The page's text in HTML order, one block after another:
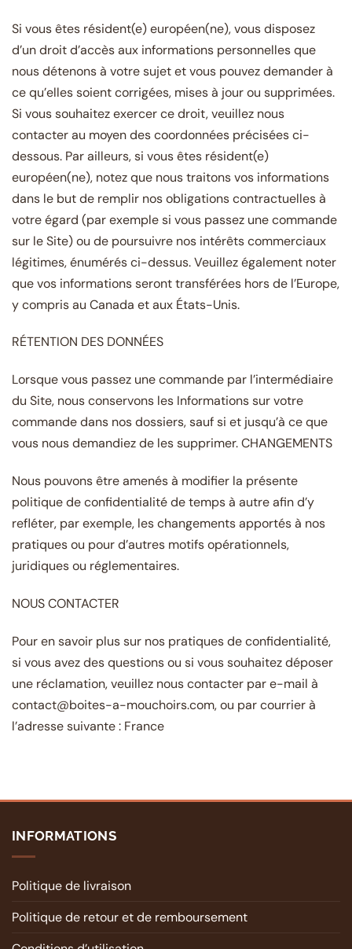
Si vous êtes résident(e) européen(ne), vous disposez
d’un droit d’accès aux informations personnelles que
nous détenons à votre sujet et vous pouvez demander à
ce qu’elles soient corrigées, mises à jour ou supprimées.
Si vous souhaitez exercer ce droit, veuillez nous
contacter au moyen des coordonnées précisées ci-
dessous. Par ailleurs, si vous êtes résident(e)
européen(ne), notez que nous traitons vos informations
dans le but de remplir nos obligations contractuelles à
votre égard (par exemple si vous passez une commande
sur le Site) ou de poursuivre nos intérêts commerciaux
légitimes, énumérés ci-dessus. Veuillez également noter
que vos informations seront transférées hors de l’Europe,
y compris au Canada et aux États-Unis.
RÉTENTION DES DONNÉES
Lorsque vous passez une commande par l’intermédiaire
du Site, nous conservons les Informations sur votre
commande dans nos dossiers, sauf si et jusqu’à ce que
vous nous demandiez de les supprimer. CHANGEMENTS
Nous pouvons être amenés à modifier la présente
politique de confidentialité de temps à autre afin d’y
refléter, par exemple, les changements apportés à nos
pratiques ou pour d’autres motifs opérationnels,
juridiques ou réglementaires.
NOUS CONTACTER
Pour en savoir plus sur nos pratiques de confidentialité,
si vous avez des questions ou si vous souhaitez déposer
une réclamation, veuillez nous contacter par e-mail à
contact@boites-a-mouchoirs.com, ou par courrier à
l’adresse suivante : France
INFORMATIONS
Politique de livraison
Politique de retour et de remboursement